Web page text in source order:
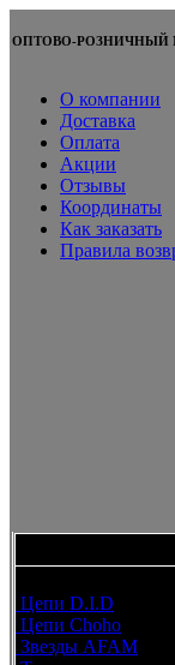
ОПТОВО-РОЗНИЧНЫЙ
О компании
Доставка
Оплата
Акции
Отзывы
Координаты
Как заказать
Правила
Цепи D.I.D
Цепи Choho
Звезды AFAM